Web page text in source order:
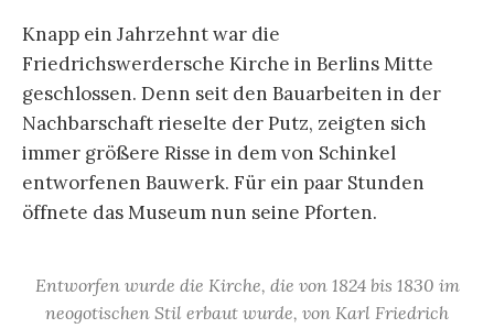
Knapp ein Jahrzehnt war die
Friedrichswerdersche Kirche in Berlins Mitte
geschlossen. Denn seit den Bauarbeiten in der
Nachbarschaft rieselte der Putz, zeigten sich
immer größere Risse in dem von Schinkel
entworfenen Bauwerk. Für ein paar Stunden
öffnete das Museum nun seine Pforten.
Entworfen wurde die Kirche, die von 1824 bis 1830 im
neogotischen Stil erbaut wurde, von Karl Friedrich